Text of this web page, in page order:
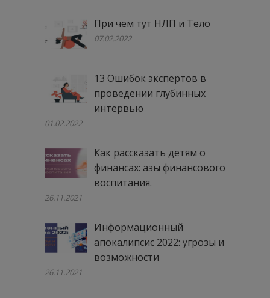
При чем тут НЛП и Тело
07.02.2022
13 Ошибок экспертов в
проведении глубинных
интервью
01.02.2022
Как рассказать детям о
финансах: азы финансового
воспитания.
26.11.2021
Информационный
апокалипсис 2022: угрозы и
возможности
26.11.2021